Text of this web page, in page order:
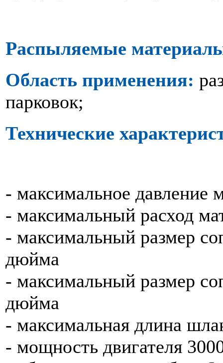
Распыляемые
Область применения:
парковок;
Технические
- максимальное давление
- максимальный расход
- максимальный размер
дюйма
- максимальный размер
дюйма
- максимальная длина
- мощность двигателя